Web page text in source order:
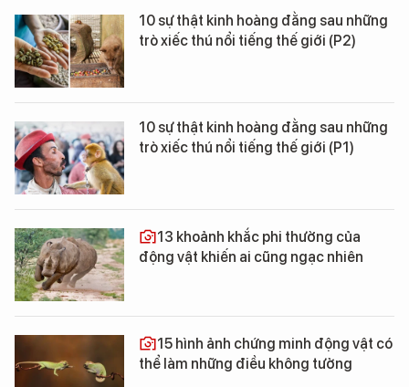
10 sự thật kinh hoàng đằng sau những
trò xiếc thú nổi tiếng thế giới (P2)
10 sự thật kinh hoàng đằng sau những
trò xiếc thú nổi tiếng thế giới (P1)
13 khoảnh khắc phi thường của
động vật khiến ai cũng ngạc nhiên
15 hình ảnh chứng minh động vật có
thể làm những điều không tưởng